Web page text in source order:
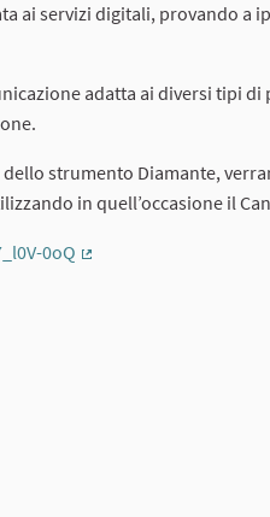
ai servizi digitali, provando a
adatta ai diversi tipi
strumento Diamante,
in quell’occasione il
0oQ